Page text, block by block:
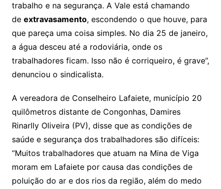
trabalho e na segurança. A Vale está chamando
de extravasamento, escondendo o que houve, para
que pareça uma coisa simples. No dia 25 de janeiro,
a água desceu até a rodoviária, onde os
trabalhadores ficam. Isso não é corriqueiro, é grave”,
denunciou o sindicalista.
A vereadora de Conselheiro Lafaiete, município 20
quilômetros distante de Congonhas, Damires
Rinarlly Oliveira (PV), disse que as condições de
saúde e segurança dos trabalhadores são difíceis:
“Muitos trabalhadores que atuam na Mina de Viga
moram em Lafaiete por causa das condições de
poluição do ar e dos rios da região, além do medo